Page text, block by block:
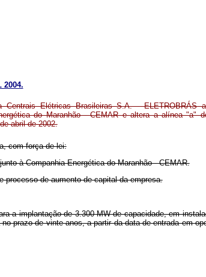
2004.
Centrais Elétricas Brasileiras S.A. - ELETROBRÁS
do Maranhão - CEMAR e altera a alínea "a"
abril de 2002.
com força de lei:
à Companhia Energética do Maranhão - CEMAR.
de aumento de capital da empresa.
a implantação de 3.300 MW de capacidade, em
prazo de vinte anos, a partir da data de entrada em